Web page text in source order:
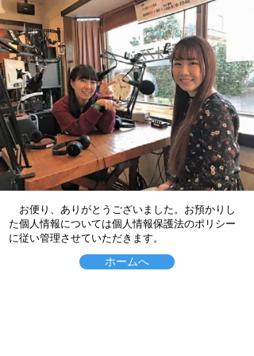
​ お便り、ありがとうございました。 お預かりし
た個人情報については個人情報保護法のポリシー
に従い管理させていただきます。
ホームへ